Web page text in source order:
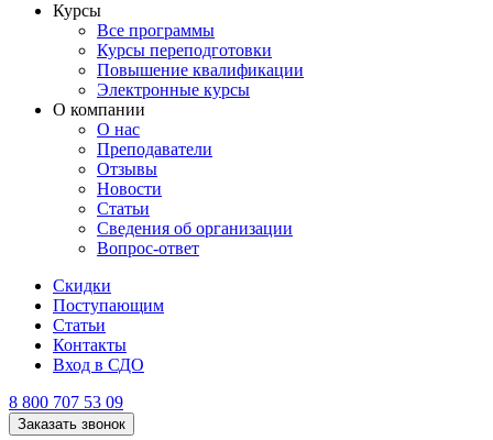
Курсы
Все программы
Курсы переподготовки
Повышение квалификации
Электронные курсы
О компании
О нас
Преподаватели
Отзывы
Новости
Статьи
Сведения об организации
Вопрос-ответ
Скидки
Поступающим
Статьи
Контакты
Вход в СДО
8 800 707 53 09
Заказать звонок